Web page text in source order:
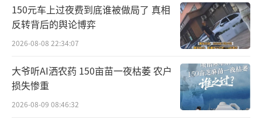
们的嘱托反复而清晰：“英雄的安息地不能
荒，活一天就要守一天。”这句叮嘱，成了第
三代必须接住的接力棒。
150元车上过夜费到底谁被做局了 真相
反转背后的舆论博弈
2026-08-08 22:34:07
大爷听AI洒农药 150亩苗一夜枯萎 农户
损失惨重
2026-08-09 08:46:32